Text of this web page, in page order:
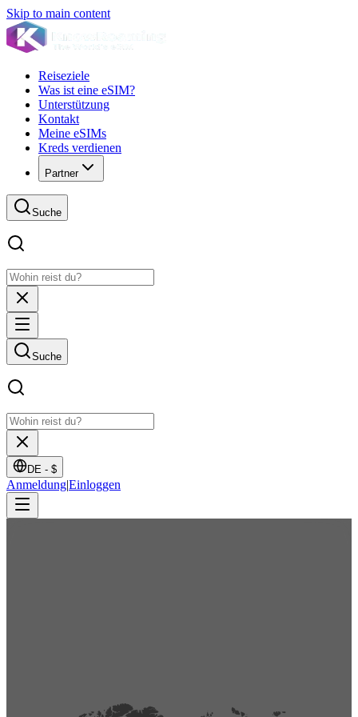
Skip to main content
Reiseziele
Was ist eine eSIM?
Unterstützung
Kontakt
Meine eSIMs
Kreds verdienen
Partner
Suche
Suche
DE - $
Anmeldung|Einloggen